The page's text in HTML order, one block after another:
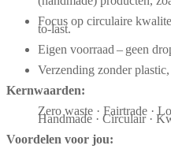
Focus op circulaire
to-last.
Eigen voorraad – geen
Verzending zonder
Kernwaarden:
Zero waste · Fairtrade ·
Handmade · Circulair ·
Voordelen voor jou: